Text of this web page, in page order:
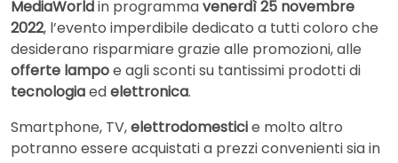
MediaWorldin programmavenerdì 25 novembre
2022, l’evento imperdibile dedicato a tutti coloro che
desiderano risparmiare grazie alle promozioni, alle
offerte lampoe agli sconti su tantissimi prodotti di
tecnologiaedelettronica.
Smartphone, TV,elettrodomesticie molto altro
potranno essere acquistati a prezzi convenienti sia in